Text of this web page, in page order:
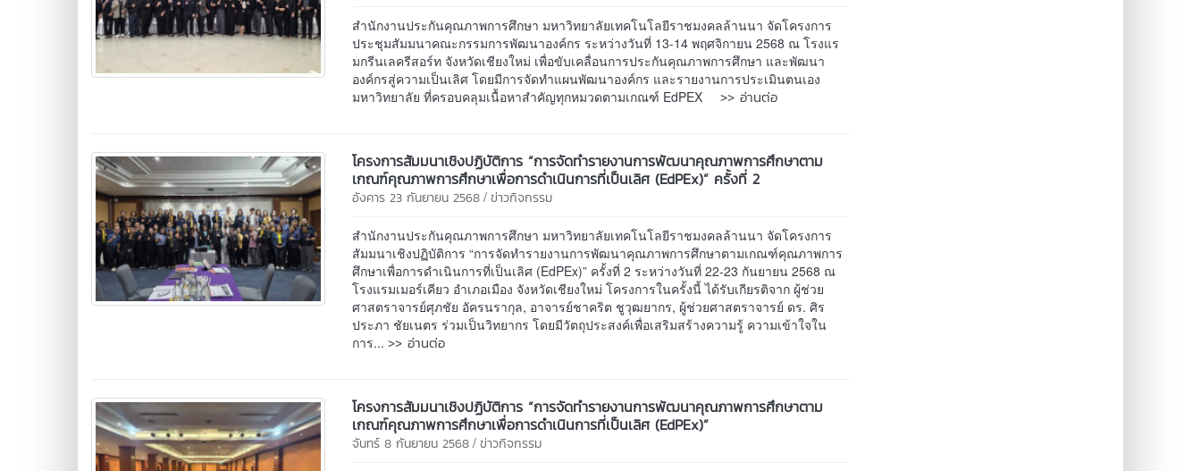
สำนักงานประกันคุณภาพการศึกษา มหาวิทยาลัยเทคโนโลยีราชมงคลล้านนา จัดโครงการ
ประชุมสัมมนาคณะกรรมการพัฒนาองค์กร ระหว่างวันที่ 13-14 พฤศจิกายน 2568 ณ โรงแร
มกรีนเลครีสอร์ท จังหวัดเชียงใหม่ เพื่อขับเคลื่อนการประกันคุณภาพการศึกษา และพัฒนา
องค์กรสู่ความเป็นเลิศ โดยมีการจัดทำแผนพัฒนาองค์กร และรายงานการประเมินตนเอง
มหาวิทยาลัย ที่ครอบคลุมเนื้อหาสำคัญทุกหมวดตามเกณฑ์ EdPEX>> อ่านต่อ
โครงการสัมมนาเชิงปฏิบัติการ “การจัดทำรายงานการพัฒนาคุณภาพการศึกษาตาม
เกณฑ์คุณภาพการศึกษาเพื่อการดำเนินการที่เป็นเลิศ (EdPEx)” ครั้งที่ 2
อังคาร 23 กันยายน 2568 /ข่าวกิจกรรม
สำนักงานประกันคุณภาพการศึกษา มหาวิทยาลัยเทคโนโลยีราชมงคลล้านนา จัดโครงการ
สัมมนาเชิงปฏิบัติการ “การจัดทำรายงานการพัฒนาคุณภาพการศึกษาตามเกณฑ์คุณภาพการ
ศึกษาเพื่อการดำเนินการที่เป็นเลิศ (EdPEx)” ครั้งที่ 2 ระหว่างวันที่ 22-23 กันยายน 2568 ณ
โรงแรมเมอร์เคียว อำเภอเมือง จังหวัดเชียงใหม่ โครงการในครั้งนี้ ได้รับเกียรติจาก ผู้ช่วย
ศาสตราจารย์ศุภชัย อัครนรากุล, อาจารย์ชาคริต ชูวุฒยากร, ผู้ช่วยศาสตราจารย์ ดร. ศิร
ประภา ชัยเนตร ร่วมเป็นวิทยากร โดยมีวัตถุประสงค์เพื่อเสริมสร้างความรู้ ความเข้าใจใน
การ...>> อ่านต่อ
โครงการสัมมนาเชิงปฏิบัติการ “การจัดทำรายงานการพัฒนาคุณภาพการศึกษาตาม
เกณฑ์คุณภาพการศึกษาเพื่อการดำเนินการที่เป็นเลิศ (EdPEx)”
จันทร์ 8 กันยายน 2568 /ข่าวกิจกรรม